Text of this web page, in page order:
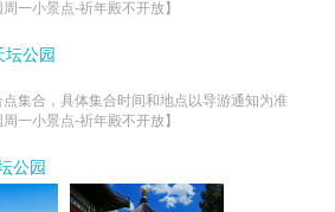
一小景点-祈年殿不开放】
坛公园
点集合，具体集合时间和地点以导游通知为准
一小景点-祈年殿不开放】
公园